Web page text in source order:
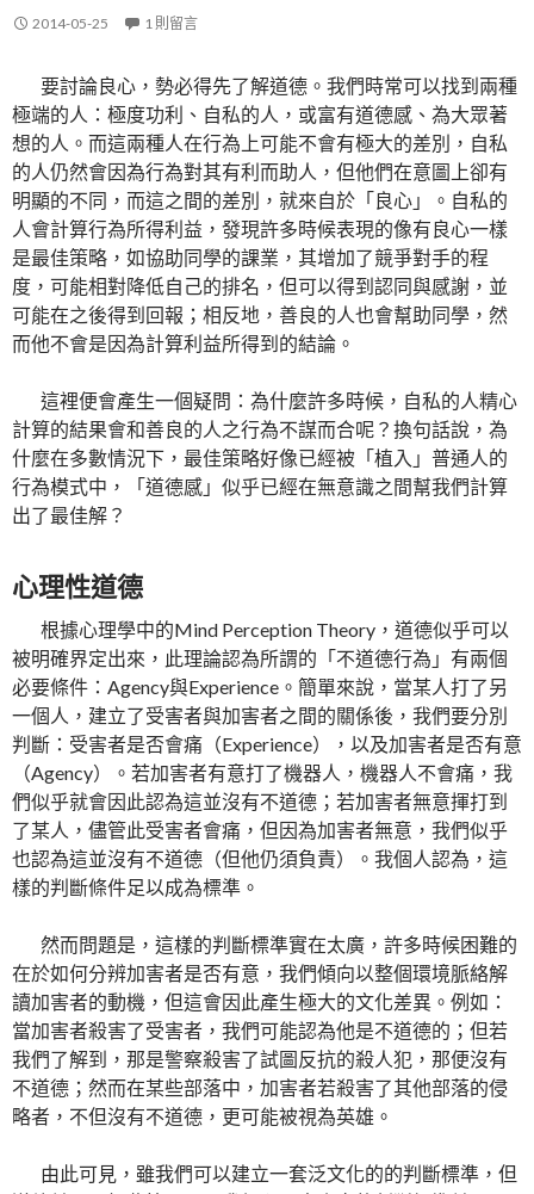
2014-05-25 1 則留言
要討論良心，勢必得先了解道德。我們時常可以找到兩種
極端的人：極度功利、自私的人，或富有道德感、為大眾著
想的人。而這兩種人在行為上可能不會有極大的差別，自私
的人仍然會因為行為對其有利而助人，但他們在意圖上卻有
明顯的不同，而這之間的差別，就來自於「良心」。自私的
人會計算行為所得利益，發現許多時候表現的像有良心一樣
是最佳策略，如協助同學的課業，其增加了競爭對手的程
度，可能相對降低自己的排名，但可以得到認同與感謝，並
可能在之後得到回報；相反地，善良的人也會幫助同學，然
而他不會是因為計算利益所得到的結論。
這裡便會產生一個疑問：為什麼許多時候，自私的人精心
計算的結果會和善良的人之行為不謀而合呢？換句話說，為
什麼在多數情況下，最佳策略好像已經被「植入」普通人的
行為模式中，「道德感」似乎已經在無意識之間幫我們計算
出了最佳解？
心理性道德
根據心理學中的Mind Perception Theory，道德似乎可以
被明確界定出來，此理論認為所謂的「不道德行為」有兩個
必要條件：Agency與Experience。簡單來說，當某人打了另
一個人，建立了受害者與加害者之間的關係後，我們要分別
判斷：受害者是否會痛（Experience），以及加害者是否有意
（Agency）。若加害者有意打了機器人，機器人不會痛，我
們似乎就會因此認為這並沒有不道德；若加害者無意揮打到
了某人，儘管此受害者會痛，但因為加害者無意，我們似乎
也認為這並沒有不道德（但他仍須負責）。我個人認為，這
樣的判斷條件足以成為標準。
然而問題是，這樣的判斷標準實在太廣，許多時候困難的
在於如何分辨加害者是否有意，我們傾向以整個環境脈絡解
讀加害者的動機，但這會因此產生極大的文化差異。例如：
當加害者殺害了受害者，我們可能認為他是不道德的；但若
我們了解到，那是警察殺害了試圖反抗的殺人犯，那便沒有
不道德；然而在某些部落中，加害者若殺害了其他部落的侵
略者，不但沒有不道德，更可能被視為英雄。
由此可見，雖我們可以建立一套泛文化的的判斷標準，但